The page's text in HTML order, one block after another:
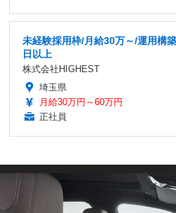
未経験採用枠/月給30万～/運用構
日以上
株式会社HIGHEST
埼玉県
月給30万円～60万円
正社員